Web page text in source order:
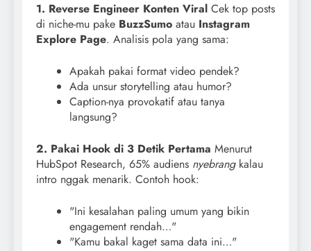
1. Reverse Engineer Konten Viral Cek top posts
di niche-mu pake BuzzSumo atau Instagram
Explore Page. Analisis pola yang sama:
Apakah pakai format video pendek?
Ada unsur storytelling atau humor?
Caption-nya provokatif atau tanya
langsung?
2. Pakai Hook di 3 Detik Pertama Menurut
HubSpot Research, 65% audiens nyebrangkalau
intro nggak menarik. Contoh hook:
"Ini kesalahan paling umum yang bikin
engagement rendah…"
"Kamu bakal kaget sama data ini…"